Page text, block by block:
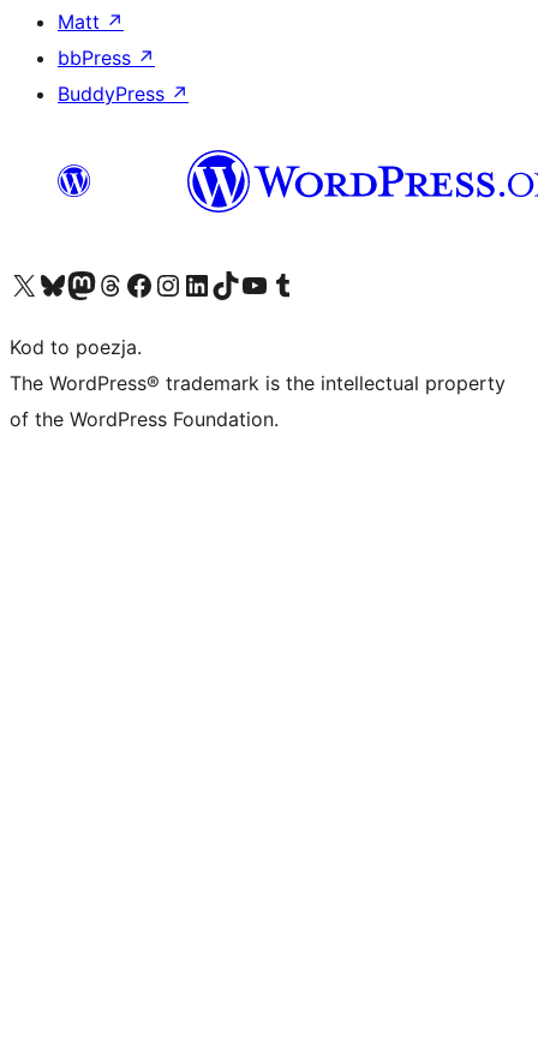
Matt ↗
bbPress ↗
BuddyPress ↗
Odwiedź nasze konto X (dawniej Twitter)
Odwiedź nasze konto Bluesky
Odwiedź nasze konto na Mastodoncie
Odwiedź naszego Threadsa
Odwiedź naszego Facebooka
Odwiedź nasze konto na Instagramie
Odwiedź nasze konto na LinkedIn
Odwiedź naszego TikToka
Odwiedź nasz kanał YouTube
Odwiedź naszego Tumblra
Kod to poezja.
The WordPress® trademark is the intellectual property
of the WordPress Foundation.